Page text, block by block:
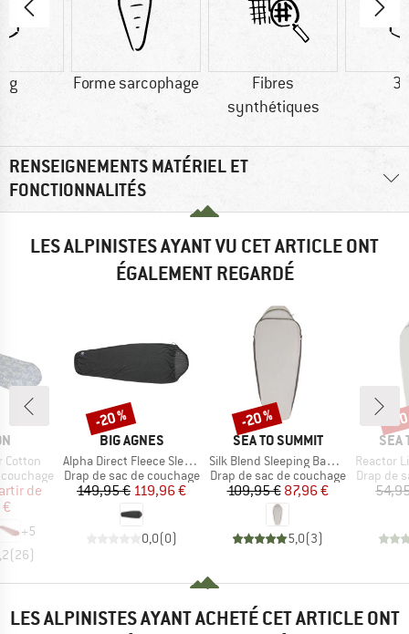
g Forme sarcophage
Fibres
synthétiques
RENSEIGNEMENTS MATÉRIEL ET
FONCTIONNALITÉS
LES ALPINISTES AYANT VU CET ARTICLE ONT
ÉGALEMENT REGARDÉ
Cotton
réduit
de
+5
(26)
MARQUE
BIG AGNES
Article
Alpha Direct Fleece Sleeping Bag Liner
Product group
Drap de sac de couchage
Prix
149,95 €Prix réduit
119,96 €
0,0(0)
Remise
-20 %
MARQUE
SEA TO SUMMIT
Article
Silk Blend Sleeping Bag Liner Mummy
Product group
Drap de sac de couchage
Prix
109,95 €Prix réduit
87,96 €
5,0(3)
Remise
-20 %
SEA
Article
Reactor
Product
Drap de
-
LES ALPINISTES AYANT ACHETÉ CET ARTICLE ONT